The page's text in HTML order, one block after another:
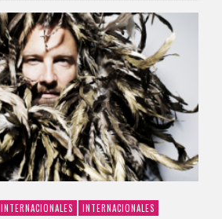
INTERNACIONALES INTERNACIONALES